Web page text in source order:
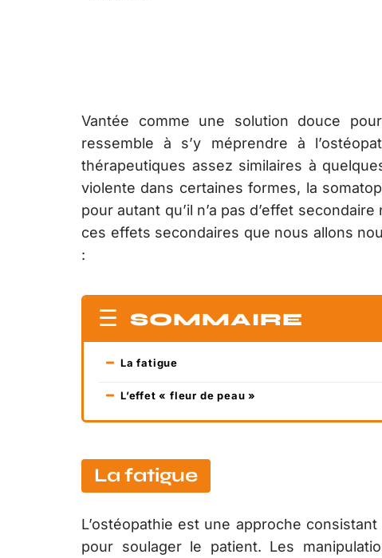
Vantée comme une solution douce
ressemble à s’y méprendre à
thérapeutiques assez similaires à
violente dans certaines formes, la
pour autant qu’il n’a pas d’effet
ces effets secondaires que nous allons
:
SOMMAIRE
La fatigue
L’effet « fleur de peau »
La fatigue
L’ostéopathie est une approche consistant
pour soulager le patient. Les